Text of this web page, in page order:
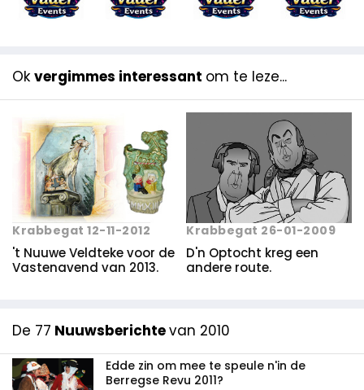
Ok vergimmes interessant om te leze...
Krabbegat 12-11-2012
't Nuuwe Veldteke voor de
Vastenavend van 2013.
Krabbegat 26-01-2009
D'n Optocht kreg een
andere route.
De 77 Nuuwsberichtevan 2010
Edde zin om mee te speule n'in de
Berregse Revu 2011?